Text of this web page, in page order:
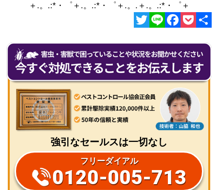
＋.。.:*・゜＋.。.:*・゜＋.。.＋.。.:*・゜＋
有
強引なセールスは一切なし
フリーダイアル
0120-005-713